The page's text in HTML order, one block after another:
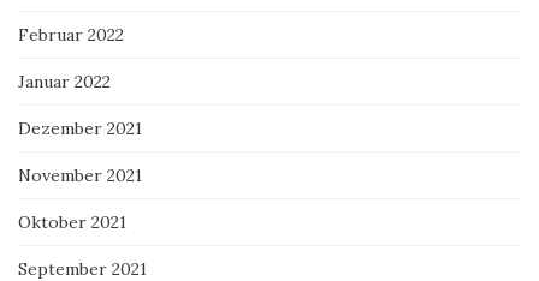
Februar 2022
Januar 2022
Dezember 2021
November 2021
Oktober 2021
September 2021